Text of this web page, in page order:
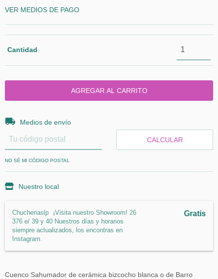
VER MEDIOS DE PAGO
Cantidad
Entregas para el CP:
Medios de envío
CALCULAR
NO SÉ MI CÓDIGO POSTAL
Nuestro local
Chucheriaslp
¡Visita nuestro Showroom! 26
376 e/ 39 y 40 Nuestros días y horarios
siempre actualizados, los encontras en
Instagram.
Gratis
Cuenco Sahumador de cerámica bizcocho blanca o de Barro